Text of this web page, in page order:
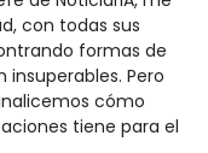
con todas sus
formas de
Pero
cómo
tiene para el